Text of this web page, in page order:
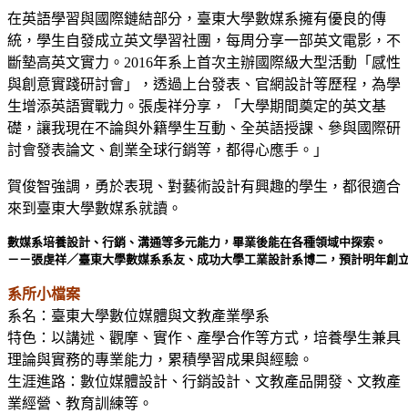
在英語學習與國際鏈結部分，臺東大學數媒系擁有優良的傳
統，學生自發成立英文學習社團，每周分享一部英文電影，不
斷墊高英文實力。2016年系上首次主辦國際級大型活動「感性
與創意實踐研討會」，透過上台發表、官網設計等歷程，為學
生增添英語實戰力。張虔祥分享，「大學期間奠定的英文基
礎，讓我現在不論與外籍學生互動、全英語授課、參與國際研
討會發表論文、創業全球行銷等，都得心應手。」
賀俊智強調，勇於表現、對藝術設計有興趣的學生，都很適合
來到臺東大學數媒系就讀。
數媒系培養設計、行銷、溝通等多元能力，畢業後能在各種領域中探索。
－－張虔祥／臺東大學數媒系系友、成功大學工業設計系博二，預計明年創
系所小檔案
系名：臺東大學數位媒體與文教產業學系
特色：以講述、觀摩、實作、產學合作等方式，培養學生兼具
理論與實務的專業能力，累積學習成果與經驗。
生涯進路：數位媒體設計、行銷設計、文教產品開發、文教產
業經營、教育訓練等。